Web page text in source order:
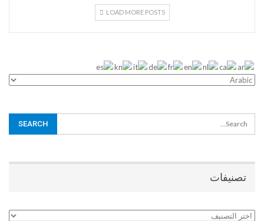
LOAD MORE POSTS
تصنيفات
تصنيفات